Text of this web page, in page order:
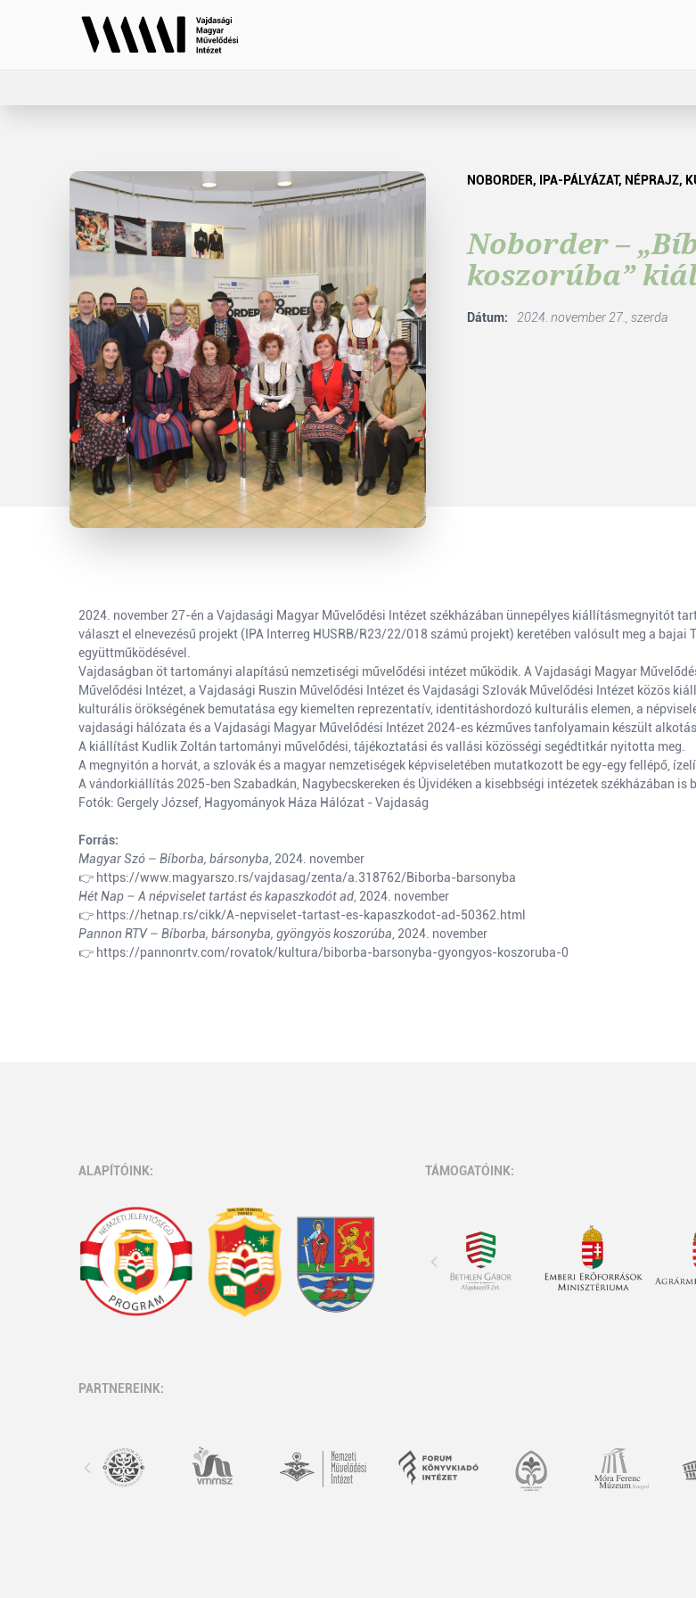
NOBORDER, IPA-PÁLYÁZAT, NÉPRAJZ,
Noborder –
koszorúba”
Dátum: 2024. november 27., szerda
2024. november 27-én a Vajdasági Magyar Művelődési Intézet székházában ünnepélyes kiállításmegnyitót
választ el elnevezésű projekt (IPA Interreg HUSRB/R23/22/018 számú projekt) keretében valósult meg a bajai
együttműködésével.
Vajdaságban öt tartományi alapítású nemzetiségi művelődési intézet működik. A Vajdasági Magyar
Művelődési Intézet, a Vajdasági Ruszin Művelődési Intézet és Vajdasági Szlovák Művelődési Intézet közös
kulturális örökségének bemutatása egy kiemelten reprezentatív, identitáshordozó kulturális elemen, a
vajdasági hálózata és a Vajdasági Magyar Művelődési Intézet 2024-es kézműves tanfolyamain készült
A kiállítást Kudlik Zoltán tartományi művelődési, tájékoztatási és vallási közösségi segédtitkár nyitotta meg.
A megnyitón a horvát, a szlovák és a magyar nemzetiségek képviseletében mutatkozott be egy-egy fellépő,
A vándorkiállítás 2025-ben Szabadkán, Nagybecskereken és Újvidéken a kisebbségi intézetek székházában is
Fotók: Gergely József, Hagyományok Háza Hálózat - Vajdaság
Forrás:
Magyar Szó – Bíborba, bársonyba , 2024. november
👉 https://www.magyarszo.rs/vajdasag/zenta/a.318762/Biborba-barsonyba
Hét Nap – A népviselet tartást és kapaszkodót ad , 2024. november
👉 https://hetnap.rs/cikk/A-nepviselet-tartast-es-kapaszkodot-ad-50362.html
Pannon RTV– Bíborba, bársonyba, gyöngyös koszorúba , 2024. november
👉 https://pannonrtv.com/rovatok/kultura/biborba-barsonyba-gyongyos-koszoruba-0
ALAPÍTÓINK: TÁMOGATÓINK:
PARTNEREINK: